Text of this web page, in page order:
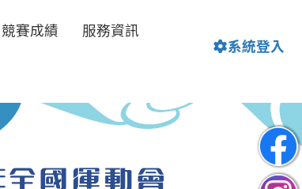
競賽成績
服務資訊
系統登入